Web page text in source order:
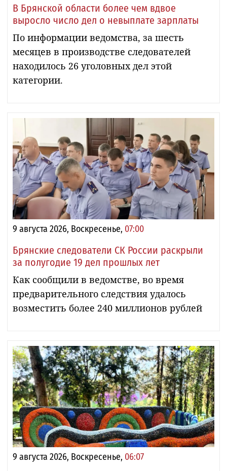
В Брянской области более чем вдвое
выросло число дел о невыплате зарплаты
По информации ведомства, за шесть
месяцев в производстве следователей
находилось 26 уголовных дел этой
категории.
9 августа 2026, Воскресенье, 07:00
Брянские следователи СК России раскрыли
за полугодие 19 дел прошлых лет
Как сообщили в ведомстве, во время
предварительного следствия удалось
возместить более 240 миллионов рублей
9 августа 2026, Воскресенье, 06:07